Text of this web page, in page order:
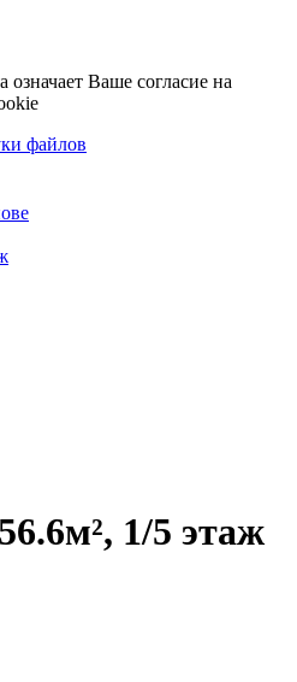
означает Ваше согласие на
файлов
1/5 этаж